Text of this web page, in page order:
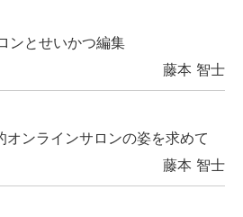
ンとせいかつ編集
藤本 智士
オンラインサロンの姿を求めて
藤本 智士